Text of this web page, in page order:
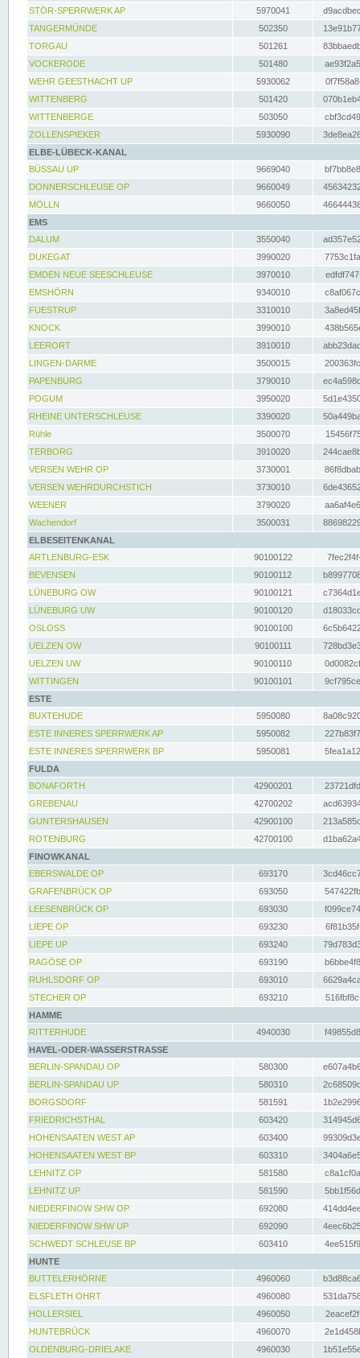
STÖR-SPERRWERK AP 5970041
TANGERMÜNDE
502350
TORGAU
501261
VOCKERODE
501480
WEHR GEESTHACHT UP
5930062
WITTENBERG
501420
WITTENBERGE
503050
ZOLLENSPIEKER
5930090
ELBE-LÜBECK-KANAL
BÜSSAU UP
9669040
DONNERSCHLEUSE OP
9660049
MÖLLN
9660050
EMS
DALUM
3550040
DUKEGAT
3990020
EMDEN NEUE SEESCHLEUSE
3970010
EMSHÖRN
9340010
FUESTRUP
3310010
KNOCK
3990010
LEERORT
3910010
LINGEN-DARME
3500015
PAPENBURG
3790010
POGUM
3950020
RHEINE UNTERSCHLEUSE
3390020
Rühle
3500070
TERBORG
3910020
VERSEN WEHR OP
3730001
VERSEN WEHRDURCHSTICH
3730010
WEENER
3790020
Wachendorf
3500031
ELBESEITENKANAL
ARTLENBURG-ESK
90100122
BEVENSEN
90100112
LÜNEBURG OW
90100121
LÜNEBURG UW
90100120
OSLOSS
90100100
UELZEN OW
90100111
UELZEN UW
90100110
WITTINGEN
90100101
ESTE
BUXTEHUDE
5950080
ESTE INNERES SPERRWERK AP
5950082
ESTE INNERES SPERRWERK BP
5950081
FULDA
BONAFORTH
42900201
GREBENAU
42700202
GUNTERSHAUSEN
42900100
ROTENBURG
42700100
FINOWKANAL
EBERSWALDE OP
693170
GRAFENBRÜCK OP
693050
LEESENBRÜCK OP
693030
LIEPE OP
693230
LIEPE UP
693240
RAGÖSE OP
693190
RUHLSDORF OP
693010
STECHER OP
693210
HAMME
RITTERHUDE
4940030
HAVEL-ODER-WASSERSTRASSE
BERLIN-SPANDAU OP
580300
BERLIN-SPANDAU UP
580310
BORGSDORF
581591
FRIEDRICHSTHAL
603420
HOHENSAATEN WEST AP
603400
HOHENSAATEN WEST BP
603310
LEHNITZ OP
581580
LEHNITZ UP
581590
NIEDERFINOW SHW OP
692080
NIEDERFINOW SHW UP
692090
SCHWEDT SCHLEUSE BP
603410
HUNTE
BUTTELERHÖRNE
4960060
ELSFLETH OHRT
4960080
HOLLERSIEL
4960050
HUNTEBRÜCK
4960070
OLDENBURG-DRIELAKE
4960030